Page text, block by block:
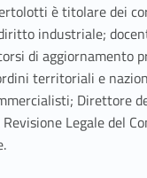
è titolare dei
industriale;
di aggiornamento
territoriali e
Direttore
Legale del